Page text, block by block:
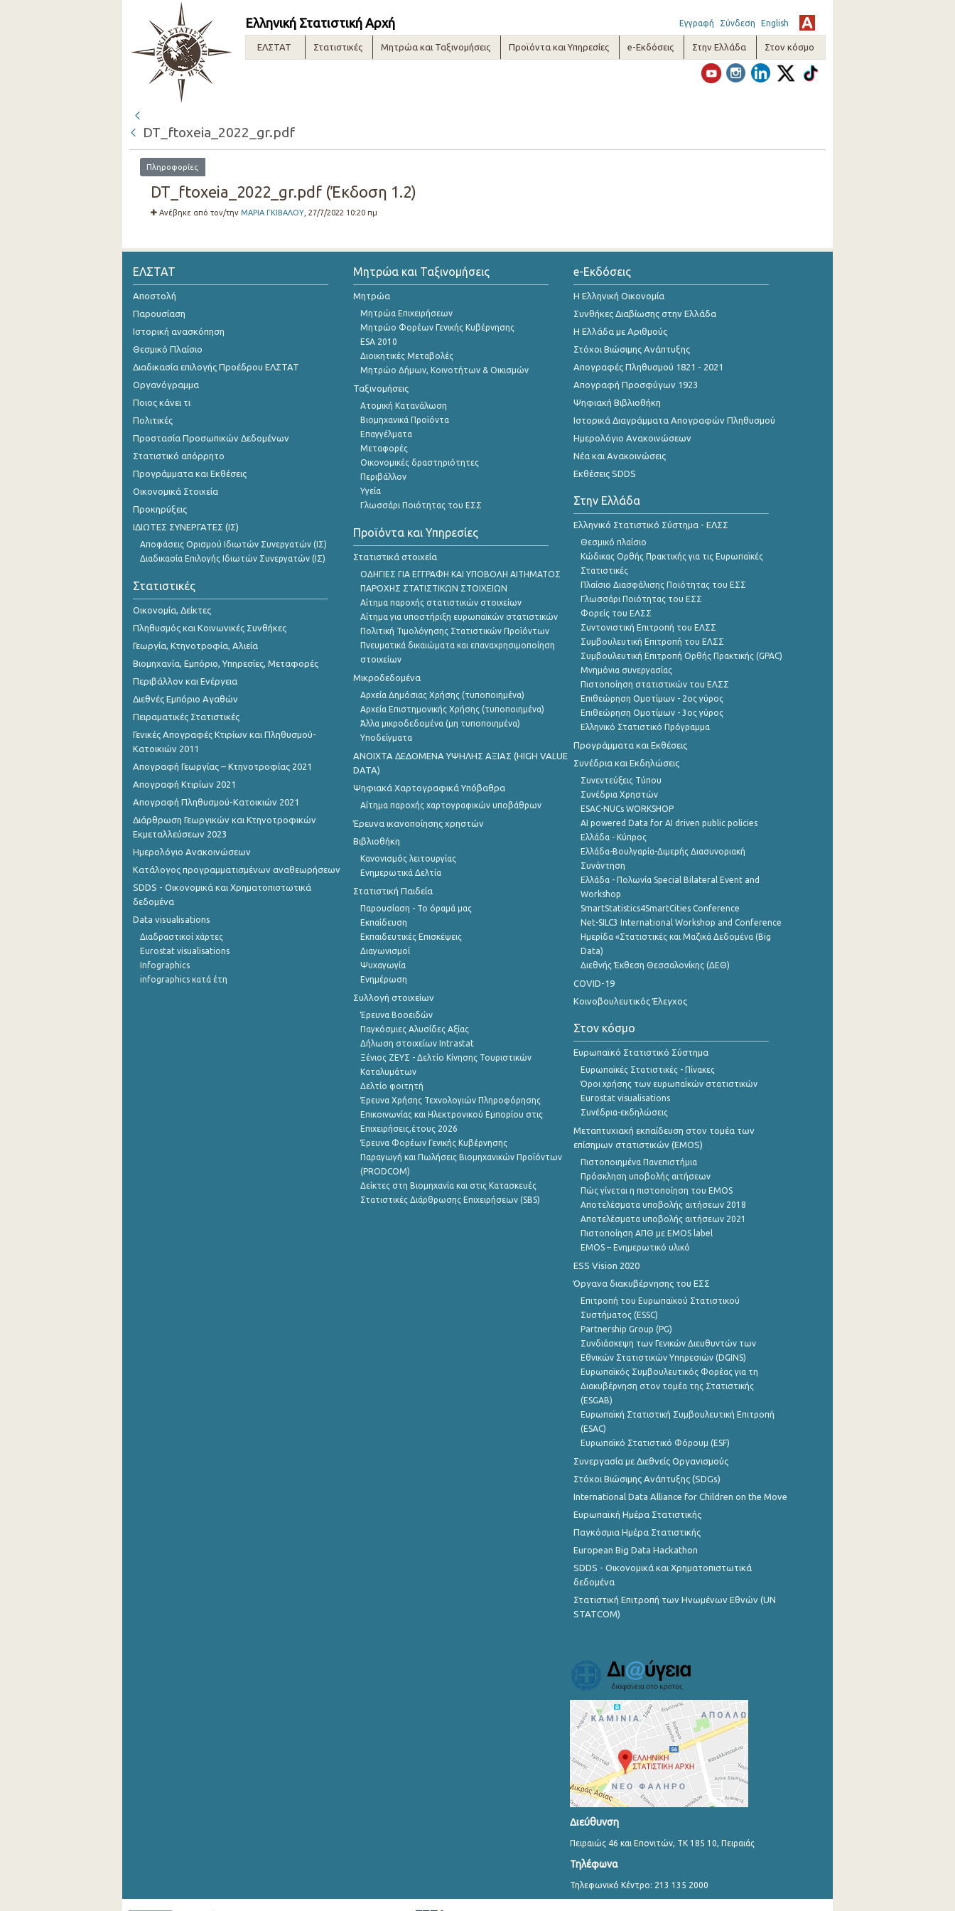
Ελληνική Στατιστική Αρχή Εγγραφή Σύνδεση English
ΕΛΣΤΑΤ Στατιστικές Μητρώα και Ταξινομήσεις Προϊόντα και Υπηρεσίες e-Εκδόσεις Στην Ελλάδα Στον κόσμο
DT_ftoxeia_2022_gr.pdf
Πληροφορίες
DT_ftoxeia_2022_gr.pdf (Έκδοση 1.2)
Ανέβηκε από τον/την ΜΑΡΙΑ ΓΚΙΒΑΛΟΥ, 27/7/2022 10:20 πμ
ΕΛΣΤΑΤ
Αποστολή
Παρουσίαση
Ιστορική ανασκόπηση
Θεσμικό Πλαίσιο
Διαδικασία επιλογής Προέδρου ΕΛΣΤΑΤ
Οργανόγραμμα
Ποιος κάνει τι
Πολιτικές
Προστασία Προσωπικών Δεδομένων
Στατιστικό απόρρητο
Προγράμματα και Εκθέσεις
Οικονομικά Στοιχεία
Προκηρύξεις
ΙΔΙΩΤΕΣ ΣΥΝΕΡΓΑΤΕΣ (ΙΣ)
Αποφάσεις Ορισμού Ιδιωτών Συνεργατών (ΙΣ)
Διαδικασία Επιλογής Ιδιωτών Συνεργατών (ΙΣ)
Στατιστικές
Οικονομία, Δείκτες
Πληθυσμός και Κοινωνικές Συνθήκες
Γεωργία, Κτηνοτροφία, Αλιεία
Βιομηχανία, Εμπόριο, Υπηρεσίες, Μεταφορές
Περιβάλλον και Ενέργεια
Διεθνές Εμπόριο Αγαθών
Πειραματικές Στατιστικές
Γενικές Απογραφές Κτιρίων και Πληθυσμού-
Κατοικιών 2011
Απογραφή Γεωργίας – Κτηνοτροφίας 2021
Απογραφή Κτιρίων 2021
Απογραφή Πληθυσμού-Κατοικιών 2021
Διάρθρωση Γεωργικών και Κτηνοτροφικών
Εκμεταλλεύσεων 2023
Ημερολόγιο Ανακοινώσεων
Κατάλογος προγραμματισμένων αναθεωρήσεων
SDDS - Οικονομικά και Χρηματοπιστωτικά
δεδομένα
Data visualisations
Διαδραστικοί χάρτες
Eurostat visualisations
Infographics
infographics κατά έτη
Μητρώα και Ταξινομήσεις
Μητρώα
Μητρώα Επιχειρήσεων
Μητρώο Φορέων Γενικής Κυβέρνησης
ESA 2010
Διοικητικές Μεταβολές
Μητρώο Δήμων, Κοινοτήτων & Οικισμών
Ταξινομήσεις
Ατομική Κατανάλωση
Βιομηχανικά Προϊόντα
Επαγγέλματα
Μεταφορές
Οικονομικές δραστηριότητες
Περιβάλλον
Υγεία
Γλωσσάρι Ποιότητας του ΕΣΣ
Προϊόντα και Υπηρεσίες
Στατιστικά στοιχεία
ΟΔΗΓΙΕΣ ΓΙΑ ΕΓΓΡΑΦΗ ΚΑΙ ΥΠΟΒΟΛΗ ΑΙΤΗΜΑΤΟΣ
ΠΑΡΟΧΗΣ ΣΤΑΤΙΣΤΙΚΩΝ ΣΤΟΙΧΕΙΩΝ
Αίτημα παροχής στατιστικών στοιχείων
Αίτημα για υποστήριξη ευρωπαϊκών στατιστικών
Πολιτική Τιμολόγησης Στατιστικών Προϊόντων
Πνευματικά δικαιώματα και επαναχρησιμοποίηση
στοιχείων
Μικροδεδομένα
Αρχεία Δημόσιας Χρήσης (τυποποιημένα)
Αρχεία Επιστημονικής Χρήσης (τυποποιημένα)
Άλλα μικροδεδομένα (μη τυποποιημένα)
Υποδείγματα
ANOIXTA ΔΕΔΟΜΕΝΑ ΥΨΗΛΗΣ ΑΞΙΑΣ (HIGH VALUE
DATA)
Ψηφιακά Χαρτογραφικά Υπόβαθρα
Αίτημα παροχής χαρτογραφικών υποβάθρων
Έρευνα ικανοποίησης χρηστών
Βιβλιοθήκη
Κανονισμός λειτουργίας
Ενημερωτικά Δελτία
Στατιστική Παιδεία
Παρουσίαση - Το όραμά μας
Εκπαίδευση
Εκπαιδευτικές Επισκέψεις
Διαγωνισμοί
Ψυχαγωγία
Ενημέρωση
Συλλογή στοιχείων
Έρευνα Βοοειδών
Παγκόσμιες Αλυσίδες Αξίας
Δήλωση στοιχείων Intrastat
Ξένιος ΖΕΥΣ - Δελτίο Κίνησης Τουριστικών
Καταλυμάτων
Δελτίο φοιτητή
Έρευνα Χρήσης Τεχνολογιών Πληροφόρησης
Επικοινωνίας και Ηλεκτρονικού Εμπορίου στις
Επιχειρήσεις,έτους 2026
Έρευνα Φορέων Γενικής Κυβέρνησης
Παραγωγή και Πωλήσεις Βιομηχανικών Προϊόντων
(PRODCOM)
Δείκτες στη Βιομηχανία και στις Κατασκευές
Στατιστικές Διάρθρωσης Επιχειρήσεων (SBS)
e-Εκδόσεις
Η Ελληνική Οικονομία
Συνθήκες Διαβίωσης στην Ελλάδα
Η Ελλάδα με Αριθμούς
Στόχοι Βιώσιμης Ανάπτυξης
Απογραφές Πληθυσμού 1821 - 2021
Απογραφή Προσφύγων 1923
Ψηφιακή Βιβλιοθήκη
Ιστορικά Διαγράμματα Απογραφών Πληθυσμού
Ημερολόγιο Ανακοινώσεων
Νέα και Ανακοινώσεις
Εκθέσεις SDDS
Στην Ελλάδα
Ελληνικό Στατιστικό Σύστημα - ΕΛΣΣ
Θεσμικό πλαίσιο
Κώδικας Ορθής Πρακτικής για τις Ευρωπαϊκές
Στατιστικές
Πλαίσιο Διασφάλισης Ποιότητας του ΕΣΣ
Γλωσσάρι Ποιότητας του ΕΣΣ
Φορείς του ΕΛΣΣ
Συντονιστική Επιτροπή του ΕΛΣΣ
Συμβουλευτική Επιτροπή του ΕΛΣΣ
Συμβουλευτική Επιτροπή Ορθής Πρακτικής (GPAC)
Μνημόνια συνεργασίας
Πιστοποίηση στατιστικών του ΕΛΣΣ
Επιθεώρηση Ομοτίμων - 2ος γύρος
Επιθεώρηση Ομοτίμων - 3ος γύρος
Ελληνικό Στατιστικό Πρόγραμμα
Προγράμματα και Εκθέσεις
Συνέδρια και Εκδηλώσεις
Συνεντεύξεις Τύπου
Συνέδρια Χρηστών
ESAC-NUCs WORKSHOP
AI powered Data for AI driven public policies
Ελλάδα - Κύπρος
Ελλάδα-Βουλγαρία-Διμερής Διασυνοριακή
Συνάντηση
Ελλάδα - Πολωνία Special Bilateral Event and
Workshop
SmartStatistics4SmartCities Conference
Net-SILC3 International Workshop and Conference
Ημερίδα «Στατιστικές και Μαζικά Δεδομένα (Big
Data)
Διεθνής Έκθεση Θεσσαλονίκης (ΔΕΘ)
COVID-19
Κοινοβουλευτικός Έλεγχος
Στον κόσμο
Ευρωπαϊκό Στατιστικό Σύστημα
Ευρωπαϊκές Στατιστικές - Πίνακες
Όροι χρήσης των ευρωπαΪκών στατιστικών
Eurostat visualisations
Συνέδρια-εκδηλώσεις
Μεταπτυχιακή εκπαίδευση στον τομέα των
επίσημων στατιστικών (EMOS)
Πιστοποιημένα Πανεπιστήμια
Πρόσκληση υποβολής αιτήσεων
Πώς γίνεται η πιστοποίηση του EMOS
Αποτελέσματα υποβολής αιτήσεων 2018
Αποτελέσματα υποβολής αιτήσεων 2021
Πιστοποίηση ΑΠΘ με EMOS label
EMOS – Ενημερωτικό υλικό
ESS Vision 2020
Όργανα διακυβέρνησης του ΕΣΣ
Επιτροπή του Ευρωπαϊκού Στατιστικού
Συστήματος (ESSC)
Partnership Group (PG)
Συνδιάσκεψη των Γενικών Διευθυντών των
Εθνικών Στατιστικών Υπηρεσιών (DGINS)
Ευρωπαϊκός Συμβουλευτικός Φορέας για τη
Διακυβέρνηση στον τομέα της Στατιστικής
(ESGAB)
Ευρωπαϊκή Στατιστική Συμβουλευτική Επιτροπή
(ESAC)
Ευρωπαϊκό Στατιστικό Φόρουμ (ESF)
Συνεργασία με Διεθνείς Οργανισμούς
Στόχοι Βιώσιμης Ανάπτυξης (SDGs)
International Data Alliance for Children on the Move
Ευρωπαϊκή Ημέρα Στατιστικής
Παγκόσμια Ημέρα Στατιστικής
European Big Data Hackathon
SDDS - Οικονομικά και Χρηματοπιστωτικά
δεδομένα
Στατιστική Επιτροπή των Ηνωμένων Εθνών (UN
STATCOM)
Διεύθυνση
Πειραιώς 46 και Επονιτών, ΤΚ 185 10, Πειραιάς
Τηλέφωνα
Τηλεφωνικό Κέντρο: 213 135 2000